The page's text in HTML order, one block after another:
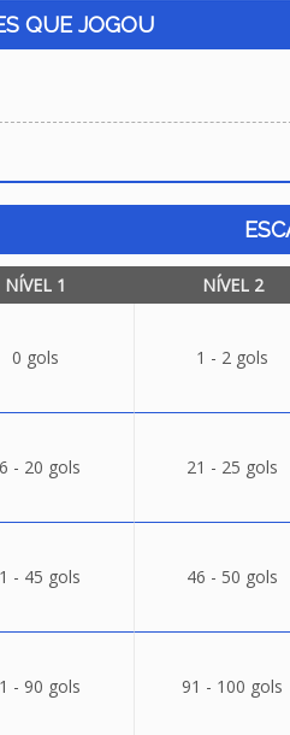
QUE JOGOU
NÍVEL 1 NÍVEL 2
0 gols 1 - 2 gols
- 20 gols 21 - 25 gols
- 45 gols 46 - 50 gols
- 90 gols 91 - 100 gols